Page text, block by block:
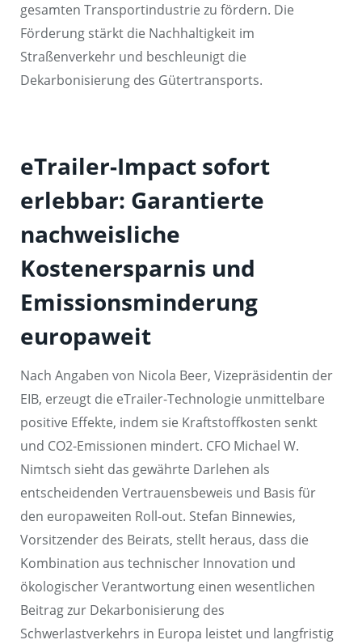
gesamten Transportindustrie zu fördern. Die
Förderung stärkt die Nachhaltigkeit im
Straßenverkehr und beschleunigt die
Dekarbonisierung des Gütertransports.
eTrailer-Impact sofort
erlebbar: Garantierte
nachweisliche
Kostenersparnis und
Emissionsminderung
europaweit
Nach Angaben von Nicola Beer, Vizepräsidentin der
EIB, erzeugt die eTrailer-Technologie unmittelbare
positive Effekte, indem sie Kraftstoffkosten senkt
und CO2-Emissionen mindert. CFO Michael W.
Nimtsch sieht das gewährte Darlehen als
entscheidenden Vertrauensbeweis und Basis für
den europaweiten Roll-out. Stefan Binnewies,
Vorsitzender des Beirats, stellt heraus, dass die
Kombination aus technischer Innovation und
ökologischer Verantwortung einen wesentlichen
Beitrag zur Dekarbonisierung des
Schwerlastverkehrs in Europa leistet und langfristig